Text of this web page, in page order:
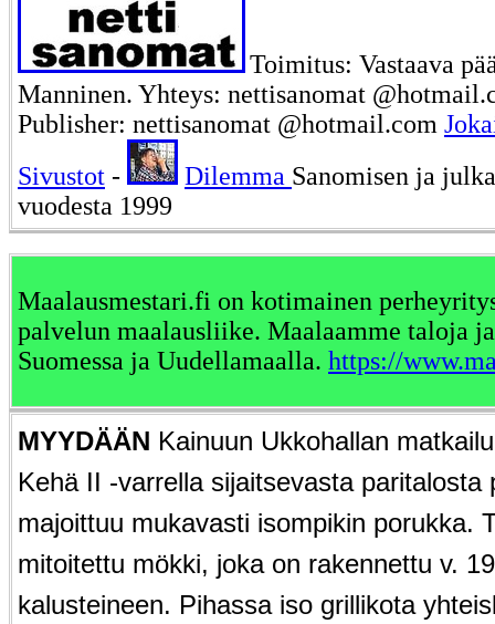
Toimitus: Vastaava
Manninen. Yhteys: nettisanomat
Publisher: nettisanomat @hotmail.com
Sivustot - Dilemma Sanomisen ja
vuodesta 1999
Maalausmestari.fi on kotimainen
palvelun maalausliike. Maalaamme taloja
Suomessa ja Uudellamaalla. https://
MYYDÄÄN Kainuun Ukkohallan
Kehä II -varrella sijaitsevasta paritalosta
majoittuu mukavasti isompikin porukka.
mitoitettu mökki, joka on rakennettu v.
kalusteineen. Pihassa iso grillikota